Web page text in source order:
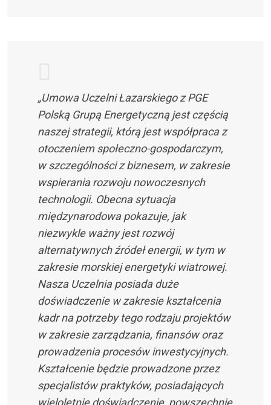
„Umowa Uczelni Łazarskiego z PGE
Polską Grupą Energetyczną jest częścią
naszej strategii, którą jest współpraca z
otoczeniem społeczno-gospodarczym,
w szczególności z biznesem, w zakresie
wspierania rozwoju nowoczesnych
technologii. Obecna sytuacja
międzynarodowa pokazuje, jak
niezwykle ważny jest rozwój
alternatywnych źródeł energii, w tym w
zakresie morskiej energetyki wiatrowej.
Nasza Uczelnia posiada duże
doświadczenie w zakresie kształcenia
kadr na potrzeby tego rodzaju projektów
w zakresie zarządzania, finansów oraz
prowadzenia procesów inwestycyjnych.
Kształcenie będzie prowadzone przez
specjalistów praktyków, posiadających